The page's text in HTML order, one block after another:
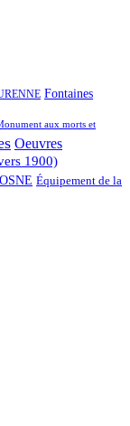
Fontaines
aux morts et
Oeuvres
1900)
Équipement de la